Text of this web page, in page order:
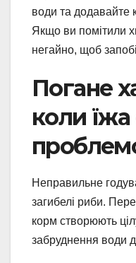
води та додавайте
Якщо ви помітили
негайно, щоб
Погане
коли їжа
Неправильне
загибелі риби.
корм створюють
забруднення води